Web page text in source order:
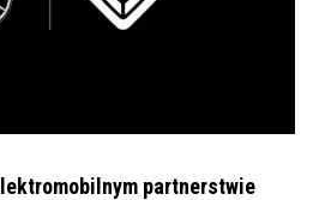
partnerstwie